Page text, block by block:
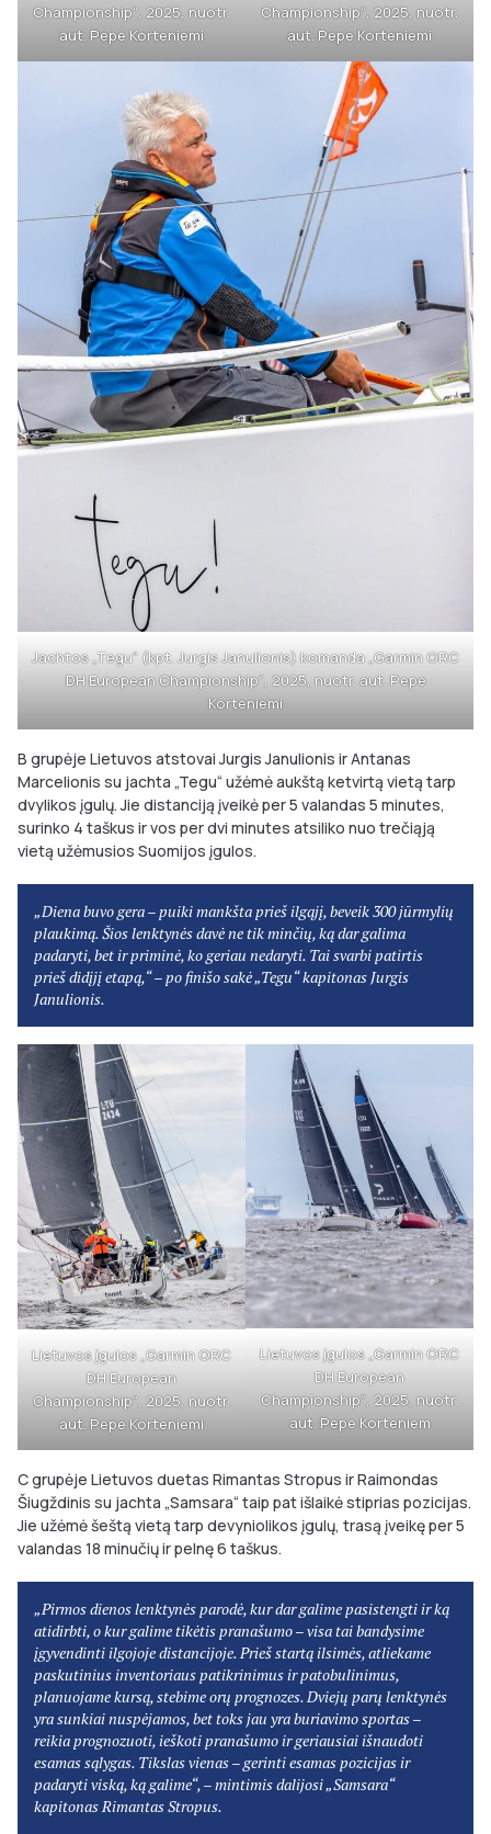
Championship“, 2025, nuotr.
aut. Pepe Korteniemi
Championship“, 2025, nuotr.
aut. Pepe Korteniemi
Jachtos „Tegu“ (kpt. Jurgis Janulionis) komanda „Garmin ORC
DH European Championship“, 2025, nuotr. aut. Pepe
Korteniemi
B grupėje Lietuvos atstovai Jurgis Janulionis ir Antanas
Marcelionis su jachta „Tegu“ užėmė aukštą ketvirtą vietą tarp
dvylikos įgulų. Jie distanciją įveikė per 5 valandas 5 minutes,
surinko 4 taškus ir vos per dvi minutes atsiliko nuo trečiąją
vietą užėmusios Suomijos įgulos.
„Diena buvo gera – puiki mankšta prieš ilgąjį, beveik 300 jūrmylių
plaukimą. Šios lenktynės davė ne tik minčių, ką dar galima
padaryti, bet ir priminė, ko geriau nedaryti. Tai svarbi patirtis
prieš didįjį etapą,“ – po finišo sakė „Tegu“ kapitonas Jurgis
Janulionis.
Lietuvos įgulos „Garmin ORC
DH European
Championship“, 2025, nuotr.
aut. Pepe Korteniemi
Lietuvos įgulos „Garmin ORC
DH European
Championship“, 2025, nuotr.
aut. Pepe Korteniem
C grupėje Lietuvos duetas Rimantas Stropus ir Raimondas
Šiugždinis su jachta „Samsara“ taip pat išlaikė stiprias pozicijas.
Jie užėmė šeštą vietą tarp devyniolikos įgulų, trasą įveikę per 5
valandas 18 minučių ir pelnę 6 taškus.
„Pirmos dienos lenktynės parodė, kur dar galime pasistengti ir ką
atidirbti, o kur galime tikėtis pranašumo – visa tai bandysime
įgyvendinti ilgojoje distancijoje. Prieš startą ilsimės, atliekame
paskutinius inventoriaus patikrinimus ir patobulinimus,
planuojame kursą, stebime orų prognozes. Dviejų parų lenktynės
yra sunkiai nuspėjamos, bet toks jau yra buriavimo sportas –
reikia prognozuoti, ieškoti pranašumo ir geriausiai išnaudoti
esamas sąlygas. Tikslas vienas – gerinti esamas pozicijas ir
padaryti viską, ką galime“, – mintimis dalijosi „Samsara“
kapitonas Rimantas Stropus.